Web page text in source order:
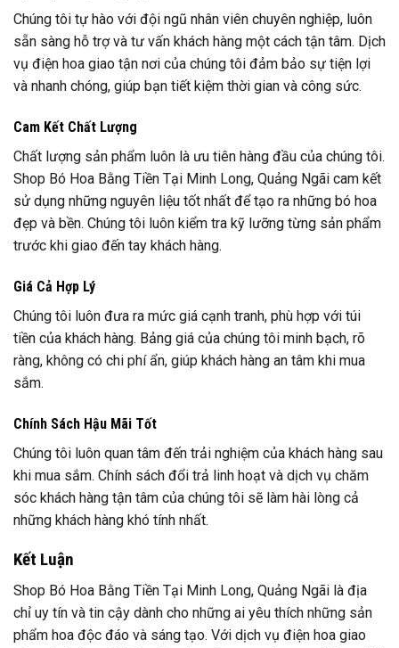
Chúng tôi tự hào với đội ngũ nhân viên chuyên nghiệp, luôn
sẵn sàng hỗ trợ và tư vấn khách hàng một cách tận tâm. Dịch
vụ điện hoa giao tận nơi của chúng tôi đảm bảo sự tiện lợi
và nhanh chóng, giúp bạn tiết kiệm thời gian và công sức.
Cam Kết Chất Lượng
Chất lượng sản phẩm luôn là ưu tiên hàng đầu của chúng tôi.
Shop Bó Hoa Bằng Tiền Tại Minh Long, Quảng Ngãi cam kết
sử dụng những nguyên liệu tốt nhất để tạo ra những bó hoa
đẹp và bền. Chúng tôi luôn kiểm tra kỹ lưỡng từng sản phẩm
trước khi giao đến tay khách hàng.
Giá Cả Hợp Lý
Chúng tôi luôn đưa ra mức giá cạnh tranh, phù hợp với túi
tiền của khách hàng. Bảng giá của chúng tôi minh bạch, rõ
ràng, không có chi phí ẩn, giúp khách hàng an tâm khi mua
sắm.
Chính Sách Hậu Mãi Tốt
Chúng tôi luôn quan tâm đến trải nghiệm của khách hàng sau
khi mua sắm. Chính sách đổi trả linh hoạt và dịch vụ chăm
sóc khách hàng tận tâm của chúng tôi sẽ làm hài lòng cả
những khách hàng khó tính nhất.
Kết Luận
Shop Bó Hoa Bằng Tiền Tại Minh Long, Quảng Ngãi là địa
chỉ uy tín và tin cậy dành cho những ai yêu thích những sản
phẩm hoa độc đáo và sáng tạo. Với dịch vụ điện hoa giao